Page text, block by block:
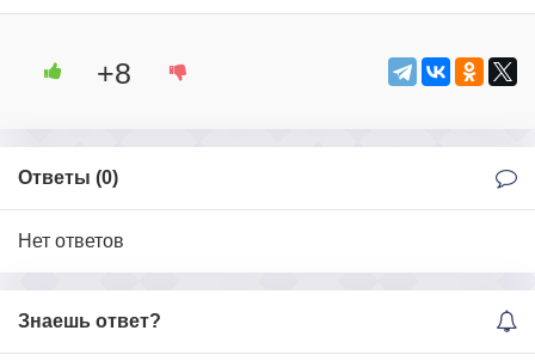
+8
Ответы (0)
Нет ответов
Знаешь ответ?